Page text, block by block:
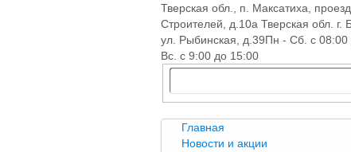
Тверская обл., п. Максатиха, проезд
Строителей, д.10а Тверская обл. г.
ул. Рыбинская, д.39Пн - Сб. с 08:00
Вс. с 9:00 до 15:00
Главная
Новости и акции